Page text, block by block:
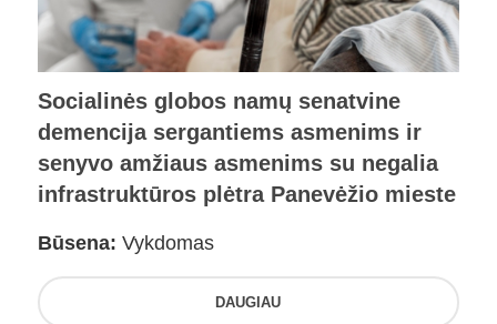
Socialinės globos namų senatvine
demencija sergantiems asmenims ir
senyvo amžiaus asmenims su negalia
infrastruktūros plėtra Panevėžio mieste
Būsena: Vykdomas
DAUGIAU